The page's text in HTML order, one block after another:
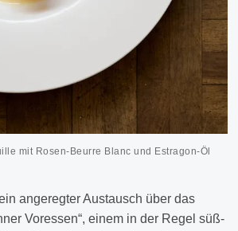
mit Rosen-Beurre Blanc und Estragon-Öl
angeregter Austausch über das
Voressen“, einem in der Regel süß-